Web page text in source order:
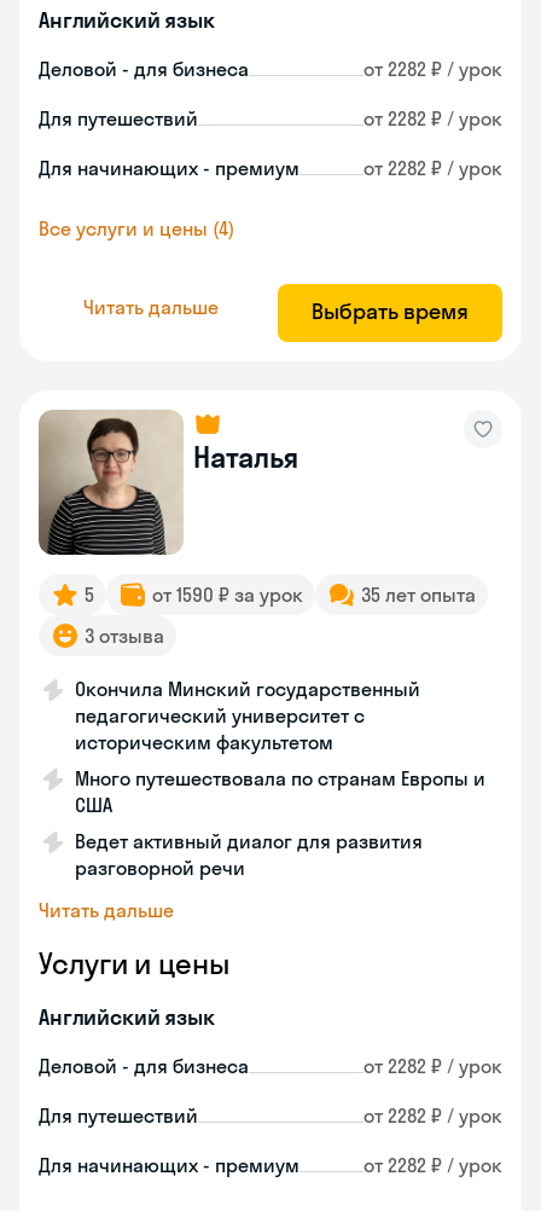
Английский язык
Деловой - для бизнеса от 2282 ₽ / урок
Для путешествий от 2282 ₽ / урок
Для начинающих - премиум от 2282 ₽ / урок
Все услуги и цены (4)
Читать дальше Выбрать время
Наталья
5 от 1590 ₽ за урок
35 лет опыта
3 отзыва
Окончила Минский государственный
педагогический университет с
историческим факультетом
Много путешествовала по странам Европы и
США
Ведет активный диалог для развития
разговорной речи
Читать дальше
Услуги и цены
Английский язык
Деловой - для бизнеса от 2282 ₽ / урок
Для путешествий от 2282 ₽ / урок
Для начинающих - премиум от 2282 ₽ / урок